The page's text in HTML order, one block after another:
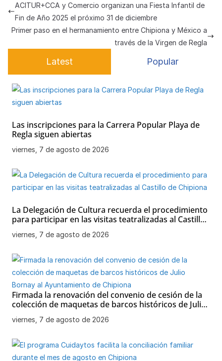
A
p
p
b
o
o
k
a
m
k
y
at
m
e
tir
ACITUR+CCA y Comercio organizan una Fiesta Infantil de
Fin de Año 2025 el próximo 31 de diciembre
Primer paso en el hermanamiento entre Chipiona y México a
través de la Virgen de Regla
Latest Popular
Las inscripciones para la Carrera Popular Playa de
Regla siguen abiertas
viernes, 7 de agosto de 2026
La Delegación de Cultura recuerda el procedimiento
para participar en las visitas teatralizadas al Castillo
de Chipiona
viernes, 7 de agosto de 2026
Firmada la renovación del convenio de cesión de la
colección de maquetas de barcos históricos de Julio
Bornay al Ayuntamiento de Chipiona
viernes, 7 de agosto de 2026